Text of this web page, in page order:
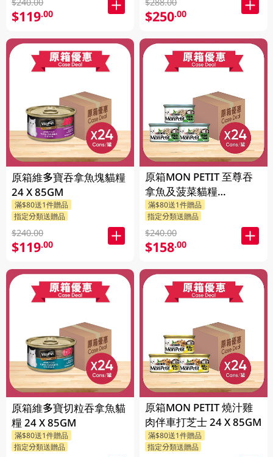
$240.00
$119.00
原箱維多寶吞拿魚塊貓糧
24 X 85GM
滿$80送1件贈品
指定分類送贈品
$240.00
$119.00
原箱維多寶切粒吞拿魚貓
糧 24 X 85GM
滿$80送1件贈品
指定分類送贈品
$288.00
$250.00
原箱MON PETIT 至尊吞
拿魚及菠菜貓糧
24X85GM
滿$80送1件贈品
指定分類送贈品
$240.00
$158.00
原箱MON PETIT 燒汁雞
肉伴車打芝士 24 X 85GM
滿$80送1件贈品
指定分類送贈品